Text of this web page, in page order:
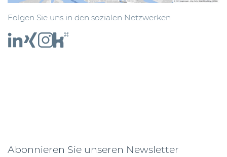
Folgen Sie uns in den sozialen Netzwerken
Abonnieren Sie unseren Newsletter